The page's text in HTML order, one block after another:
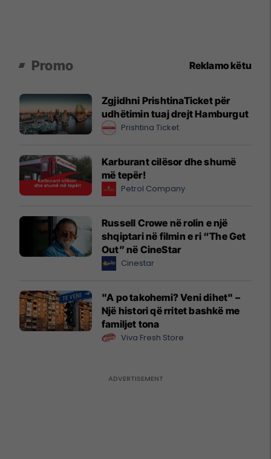
Promo Reklamo këtu
Zgjidhni PrishtinaTicket për
udhëtimin tuaj drejt Hamburgut
Prishtina Ticket
Karburant cilësor dhe shumë
më tepër!
Petrol Company
Russell Crowe në rolin e një
shqiptari në filmin e ri “The Get
Out” në CineStar
Cinestar
"A po takohemi? Veni dihet" –
Një histori që rritet bashkë me
familjet tona
Viva Fresh Store